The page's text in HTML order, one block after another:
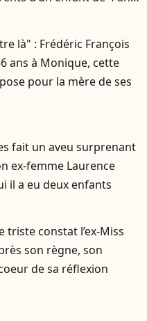
là" : Frédéric François
ans à Monique, cette
pour la mère de ses
fait un aveu surprenant
ex-femme Laurence
il a eu deux enfants
triste constat l’ex-Miss
son règne, son
de sa réflexion